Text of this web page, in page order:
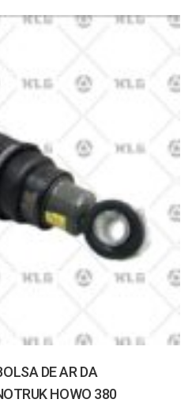
DE AR DA
HOWO 380